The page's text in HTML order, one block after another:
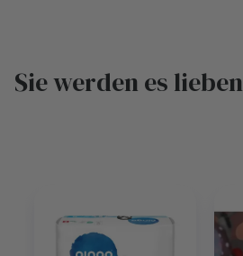
Sie werden es lieben